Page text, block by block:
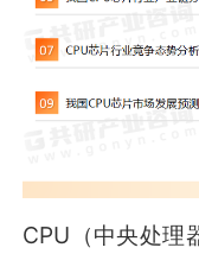
CPU（中央处理